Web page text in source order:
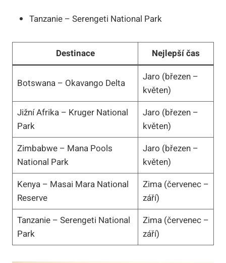
Tanzanie – Serengeti National Park
Destinace Nejlepší čas
Botswana – Okavango Delta
Jaro (březen –
květen)
Jižní Afrika – Kruger National
Park
Jaro (březen –
květen)
Zimbabwe – Mana Pools
National Park
Jaro (březen –
květen)
Kenya – Masai Mara National
Reserve
Zima (červenec –
září)
Tanzanie – Serengeti National
Park
Zima (červenec –
září)